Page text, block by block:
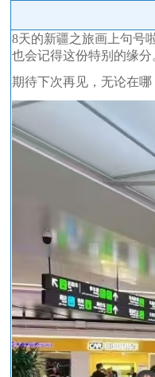
8天的新疆之旅画上句号
也会记得这份特别的缘分
期待下次再见，无论在